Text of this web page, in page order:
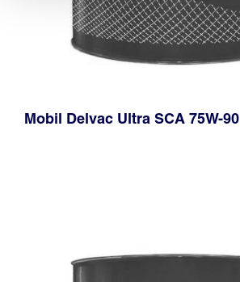
Mobil Delvac Ultra SCA 75W-90